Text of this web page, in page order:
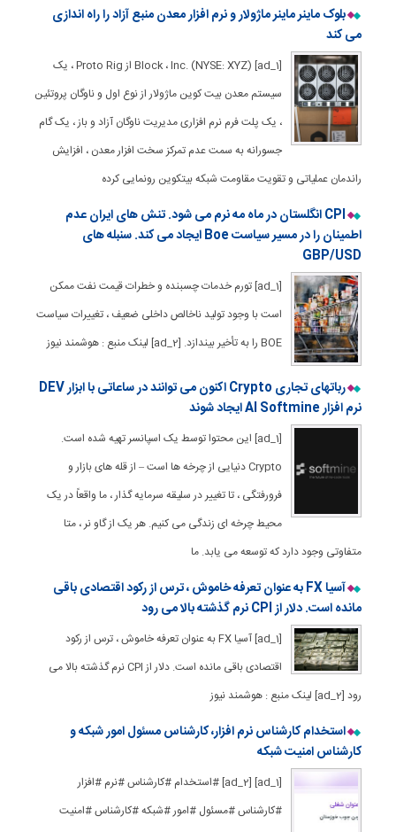
بلوک ماینر ماینر ماژولار و نرم افزار معدن منبع آزاد را راه اندازی
می کند
[ad_1] Block ، Inc. (NYSE: XYZ) از Proto Rig ، یک
سیستم معدن بیت کوین ماژولار از نوع اول و ناوگان پروتئین
، یک پلت فرم نرم افزاری مدیریت ناوگان آزاد و باز ، یک گام
جسورانه به سمت عدم تمرکز سخت افزار معدن ، افزایش
راندمان عملیاتی و تقویت مقاومت شبکه بیتکوین رونمایی کرده
CPI انگلستان در ماه مه نرم می شود. تنش های ایران عدم
اطمینان را در مسیر سیاست Boe ایجاد می کند. سنبله های
GBP/USD
[ad_1] تورم خدمات چسبنده و خطرات قیمت نفت ممکن
است با وجود تولید ناخالص داخلی ضعیف ، تغییرات سیاست
BOE را به تأخیر بیندازد. [ad_2] لینک منبع : هوشمند نیوز
رباتهای تجاری Crypto اکنون می توانند در ساعاتی با ابزار DEV
نرم افزار AI Softmine ایجاد شوند
[ad_1] این محتوا توسط یک اسپانسر تهیه شده است.
Crypto دنیایی از چرخه ها است – از قله های بازار و
فرورفتگی ، تا تغییر در سلیقه سرمایه گذار ، ما واقعاً در یک
محیط چرخه ای زندگی می کنیم. هر یک از گاو نر ، متا
متفاوتی وجود دارد که توسعه می یابد. ما
آسیا FX به عنوان تعرفه خاموش ، ترس از رکود اقتصادی باقی
مانده است. دلار از CPI نرم گذشته بالا می رود
[ad_1] آسیا FX به عنوان تعرفه خاموش ، ترس از رکود
اقتصادی باقی مانده است. دلار از CPI نرم گذشته بالا می
رود [ad_2] لینک منبع : هوشمند نیوز
استخدام کارشناس نرم افزار، کارشناس مسئول امور شبکه و
کارشناس امنیت شبکه
[ad_1] [ad_2] #استخدام #کارشناس #نرم #افزار
#کارشناس #مسئول #امور #شبکه #کارشناس #امنیت